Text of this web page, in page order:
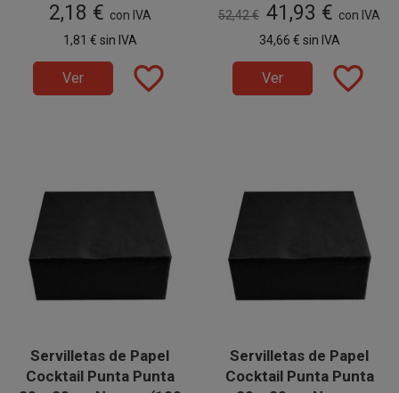
20 x 20 cm, suaves y
Catering, Bares, Fiestas,
Restaurantes, etc.
paquetes de 100 unidades.
2,18 € con IVA
1,81 € sin IVA
Ver favorite_border
20 x 20 cm, suaves y
Catering, Bares, Fiestas,
Restaurantes, etc.
de 2.400 unidades, distribuidas
en 24 paquetes de 100
unidades.
52,42 € 41,93 € con IVA
34,66 € sin IVA
Ver favorite_border
Servilletas de Papel
Cocktail Punta Punta
Servilletas de Papel
Cocktail Punta Punta